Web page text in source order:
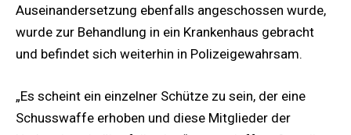
Auseinandersetzung ebenfalls angeschossen wurde,
wurde zur Behandlung in ein Krankenhaus gebracht
und befindet sich weiterhin in Polizeigewahrsam.
„Es scheint ein einzelner Schütze zu sein, der eine
Schusswaffe erhoben und diese Mitglieder der